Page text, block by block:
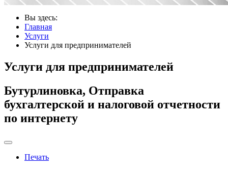
Вы здесь:
Главная
Услуги
Услуги для предпринимателей
Услуги для предпринимателей
Бутурлиновка, Отправка
бухгалтерской и налоговой отчетности
по интернету
Печать